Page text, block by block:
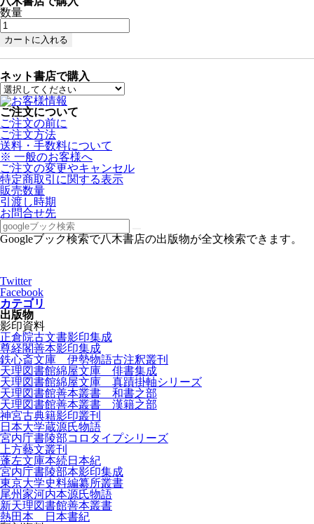
数量
ネット書店で購入
ご注文について
ご注文の前に
ご注文方法
送料・手数料について
※ 一般のお客様へ
ご注文の変更やキャンセル
特定商取引に関する表示
販売数量
引渡し時期
お問合せ先
Googleブック検索で八木書店の出版物が全文検索できます。
Twitter
Facebook
カテゴリ
出版物
影印資料
正倉院古文書影印集成
尊経閣善本影印集成
鉄心斎文庫 伊勢物語古注釈叢刊
天理図書館綿屋文庫 俳書集成
天理図書館綿屋文庫 真蹟掛軸シリーズ
天理図書館善本叢書 和書之部
天理図書館善本叢書 漢籍之部
神宮古典籍影印叢刊
日本大学蔵源氏物語
宮内庁書陵部コロタイプシリーズ
上方藝文叢刊
蓬左文庫本続日本紀
宮内庁書陵部本影印集成
東京大学史料編纂所叢書
尾州家河内本源氏物語
新天理図書館善本叢書
熱田本 日本書紀